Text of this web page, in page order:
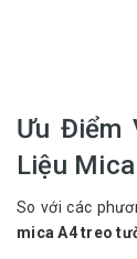
Ưu Điểm
Liệu Mica
So với các
mica A4 treo